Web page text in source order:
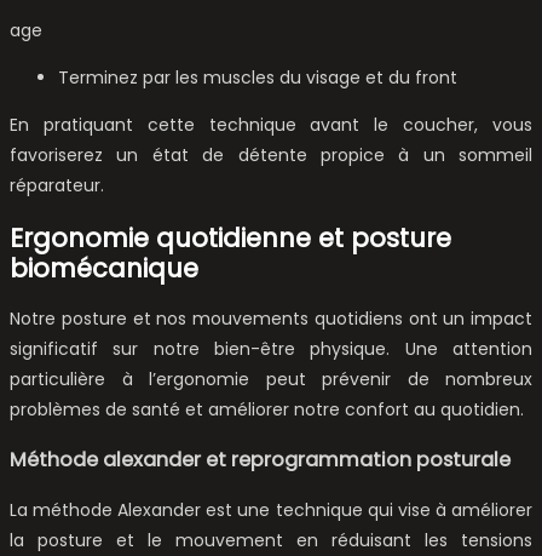
age
Terminez par les muscles du visage et du front
En pratiquant cette technique avant le coucher, vous
favoriserez un état de détente propice à un sommeil
réparateur.
Ergonomie quotidienne et posture
biomécanique
Notre posture et nos mouvements quotidiens ont un impact
significatif sur notre bien-être physique. Une attention
particulière à l’ergonomie peut prévenir de nombreux
problèmes de santé et améliorer notre confort au quotidien.
Méthode alexander et reprogrammation posturale
La méthode Alexander est une technique qui vise à améliorer
la posture et le mouvement en réduisant les tensions